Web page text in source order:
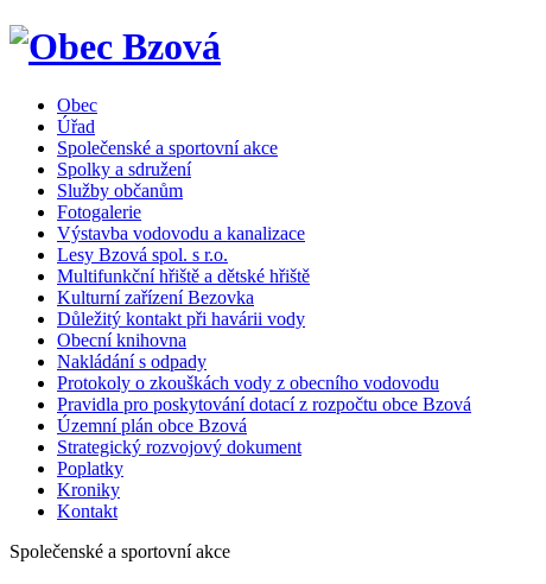
Obec
Úřad
Společenské a sportovní akce
Spolky a sdružení
Služby občanům
Fotogalerie
Výstavba vodovodu a kanalizace
Lesy Bzová spol. s r.o.
Multifunkční hřiště a dětské hřiště
Kulturní zařízení Bezovka
Důležitý kontakt při havárii vody
Obecní knihovna
Nakládání s odpady
Protokoly o zkouškách vody z obecního vodovodu
Pravidla pro poskytování dotací z rozpočtu obce Bzová
Územní plán obce Bzová
Strategický rozvojový dokument
Poplatky
Kroniky
Kontakt
Společenské a sportovní akce